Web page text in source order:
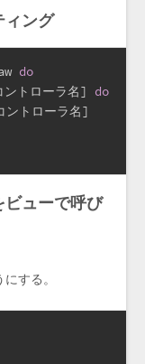
ィング
do
ントローラ名] do
ントローラ名]
ューで呼び
する。